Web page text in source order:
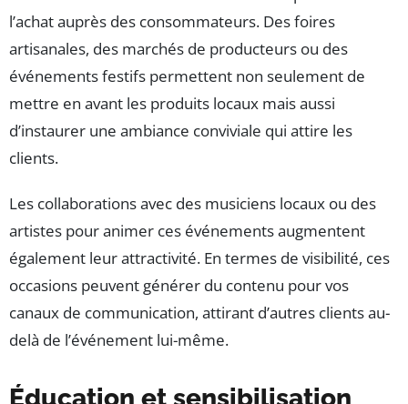
l’achat auprès des consommateurs. Des foires
artisanales, des marchés de producteurs ou des
événements festifs permettent non seulement de
mettre en avant les produits locaux mais aussi
d’instaurer une ambiance conviviale qui attire les
clients.
Les collaborations avec des musiciens locaux ou des
artistes pour animer ces événements augmentent
également leur attractivité. En termes de visibilité, ces
occasions peuvent générer du contenu pour vos
canaux de communication, attirant d’autres clients au-
delà de l’événement lui-même.